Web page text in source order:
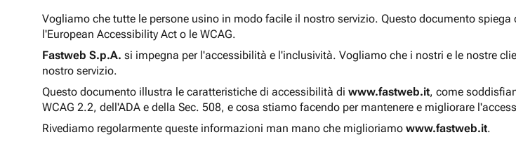
Vogliamo che tutte le persone usino in modo facile il nostro servizio. Questo documento
l'European Accessibility Act o le WCAG.
Fastweb S.p.A. si impegna per l'accessibilità e l'inclusività. Vogliamo che i nostri e le nostre
nostro servizio.
Questo documento illustra le caratteristiche di accessibilità di www.fastweb.it, come
WCAG 2.2, dell'ADA e della Sec. 508, e cosa stiamo facendo per mantenere e migliorare
Rivediamo regolarmente queste informazioni man mano che miglioriamo www.fastweb.it.